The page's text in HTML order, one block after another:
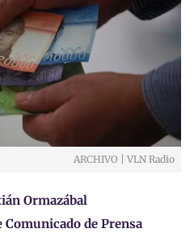
ARCHIVO | VLN Radio
Ormazábal
Comunicado de Prensa